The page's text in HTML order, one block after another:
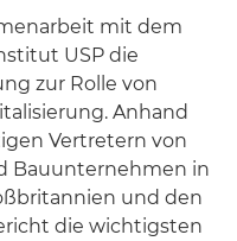
mit dem
USP die
zur Rolle von
Anhand
Vertretern von
Bauunternehmen in
und den
die wichtigsten